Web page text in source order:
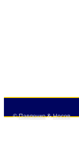
©Павленко&Носов